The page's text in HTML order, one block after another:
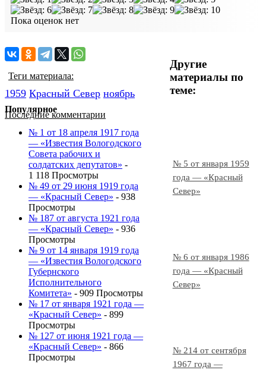
Пока оценок нет
Другие
материалы по
теме:
№ 5 от января 1959
года — «Красный
Север»
№ 6 от января 1986
года — «Красный
Север»
№ 214 от сентября
1967 года —
Теги материала:
1959 Красный Cевер ноябрь
Последние комментарии
Популярное
№ 1 от 18 апреля 1917 года
— «Известия Вологодского
Совета рабочих и
солдатских депутатов» -
1 118 Просмотры
№ 49 от 29 июня 1919 года
— «Красный Север» - 938
Просмотры
№ 187 от августа 1921 года
— «Красный Север» - 936
Просмотры
№ 9 от 14 января 1919 года
— «Известия Вологодского
Губернского
Исполнительного
Комитета» - 909 Просмотры
№ 17 от января 1921 года —
«Красный Север» - 899
Просмотры
№ 127 от июня 1921 года —
«Красный Север» - 866
Просмотры